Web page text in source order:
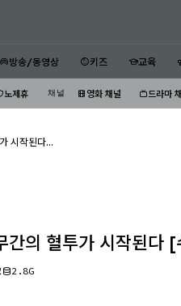
방송/동영상 키즈 교육
노제휴 채널 영화 채널 드라마
시작된다...
간의 혈투가 시작된다
2.8G